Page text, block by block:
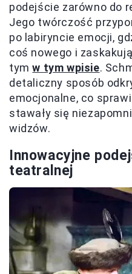
podejście zarówno do
Jego twórczość
po labiryncie emocji,
coś nowego i
tymw tym wpisie.
detaliczny sposób
emocjonalne, co
stawały się
widzów.
Innowacyjne
teatralnej